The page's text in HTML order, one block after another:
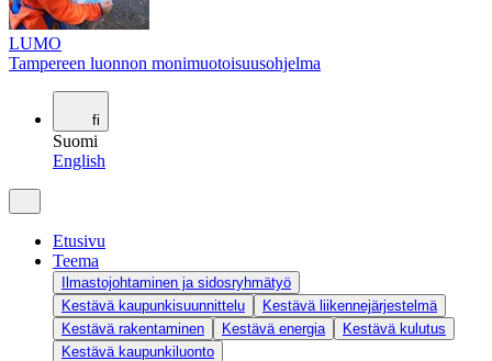
LUMO
Tampereen luonnon monimuotoisuusohjelma
fi
Suomi
English
Etusivu
Teema
Ilmastojohtaminen ja sidosryhmätyö
Kestävä kaupunkisuunnittelu
Kestävä liikennejärjestelmä
Kestävä rakentaminen
Kestävä energia
Kestävä kulutus
Kestävä kaupunkiluonto